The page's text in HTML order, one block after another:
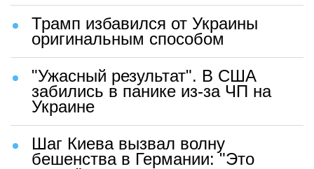
Трамп избавился от Украины
оригинальным способом
"Ужасный результат". В США
забились в панике из-за ЧП на
Украине
Шаг Киева вызвал волну
бешенства в Германии: "Это